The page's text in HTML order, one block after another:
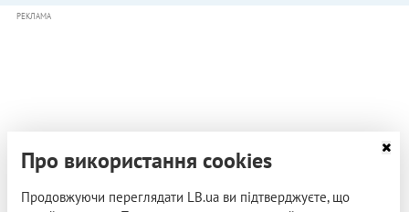
РЕКЛАМА
Про використання cookies
Продовжуючи переглядати LB.ua ви підтверджуєте, що